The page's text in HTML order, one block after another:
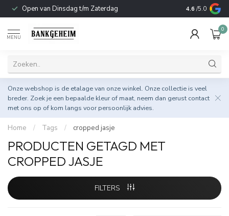
Open van Dinsdag t/m Zaterdag Duurzame &
4.6 /5.0
MENU
0
Onze webshop is de etalage van onze winkel. Onze collectie is veel
breder. Zoek je een bepaalde kleur of maat, neem dan gerust contact
met ons op of kom langs voor persoonlijk advies.
Home / Tags / cropped jasje
PRODUCTEN GETAGD MET
CROPPED JASJE
FILTERS